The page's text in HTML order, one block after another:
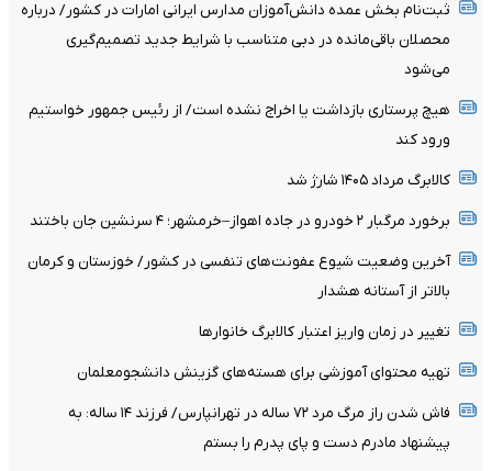
ثبت‌نام بخش عمده دانش‌آموزان مدارس ایرانی امارات در کشور/ درباره
محصلان باقی‌مانده در دبی متناسب با شرایط جدید تصمیم‌گیری
می‌شود
هیچ پرستاری بازداشت یا اخراج نشده است/ از رئیس جمهور خواستیم
ورود کند
کالابرگ مرداد ۱۴۰۵ شارژ شد
برخورد مرگبار ۲ خودرو در جاده اهواز–خرمشهر؛ ۴ سرنشین جان باختند
آخرین وضعیت شیوع عفونت‌های تنفسی در کشور/ خوزستان و کرمان
بالاتر از آستانه هشدار
تغییر در زمان واریز اعتبار کالابرگ خانوار‌ها
تهیه محتوای آموزشی برای هسته‌های گزینش دانشجومعلمان
فاش شدن راز مرگ مرد ۷۲ ساله در تهرانپارس/ فرزند ۱۴ ساله: به
پیشنهاد مادرم دست و پای پدرم را بستم